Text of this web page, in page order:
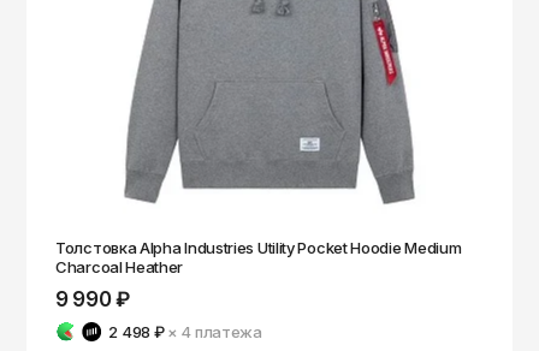
Толстовка Alpha Industries Utility Pocket Hoodie Medium
Charcoal Heather
9 990 ₽
2 498 ₽ × 4платежа